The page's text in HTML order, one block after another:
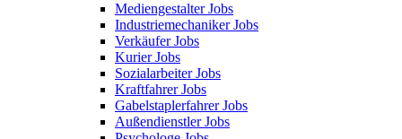
Mediengestalter Jobs
Industriemechaniker Jobs
Verkäufer Jobs
Kurier Jobs
Sozialarbeiter Jobs
Kraftfahrer Jobs
Gabelstaplerfahrer Jobs
Außendienstler Jobs